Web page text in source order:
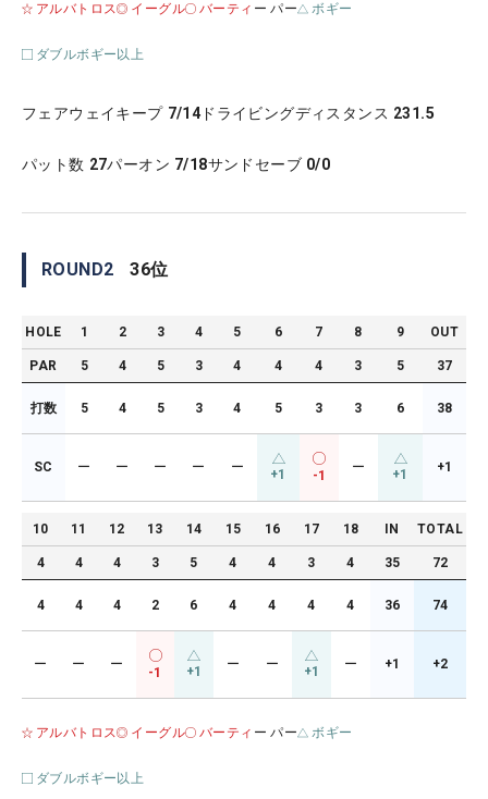
アルバトロス イーグル バーティ ー パー ボギー
ダブルボギー以上
フェアウェイキープ 7/14 ドライビングディスタンス 231.5
パット数 27パーオン 7/18サンドセーブ 0/0
ROUND2 36位
HOLE 1 2 3 4 5 6 7 8 9 OUT
PAR 5 4 5 3 4 4 4 3 5 37
打数 5 4 5 3 4 5 3 3 6 38
SC ー ー ー ー ー +1 -1
ー +1 +1
10 11 12 13 14 15 16 17 18 IN TOTAL
4 4 4 3 5 4 4 3 4 35 72
4 4 4 2 6 4 4 4 4 36 74
ー ー ー
-1 +1 ー ー +1 ー +1 +2
アルバトロス イーグル バーティ ー パー ボギー
ダブルボギー以上